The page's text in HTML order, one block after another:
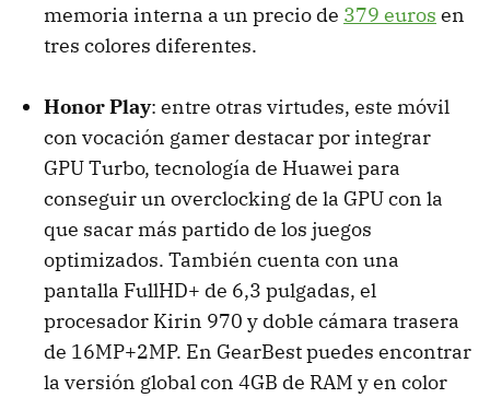
memoria interna a un precio de 379 euros en
tres colores diferentes.
Honor Play: entre otras virtudes, este móvil
con vocación gamer destacar por integrar
GPU Turbo, tecnología de Huawei para
conseguir un overclocking de la GPU con la
que sacar más partido de los juegos
optimizados. También cuenta con una
pantalla FullHD+ de 6,3 pulgadas, el
procesador Kirin 970 y doble cámara trasera
de 16MP+2MP. En GearBest puedes encontrar
la versión global con 4GB de RAM y en color